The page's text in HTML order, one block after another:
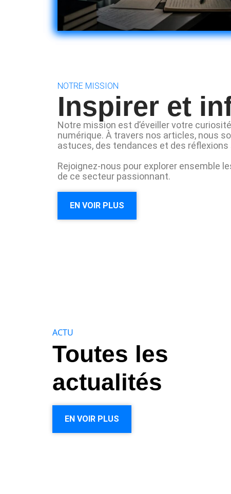
NOTRE MISSION
Inspirer et
Notre mission est d’éveiller votre
numérique. À travers nos articles, nous
astuces, des tendances et des réflexions
Rejoignez-nous pour explorer ensemble
de ce secteur passionnant.
EN VOIR PLUS
ACTU
Toutes les
actualités
EN VOIR PLUS